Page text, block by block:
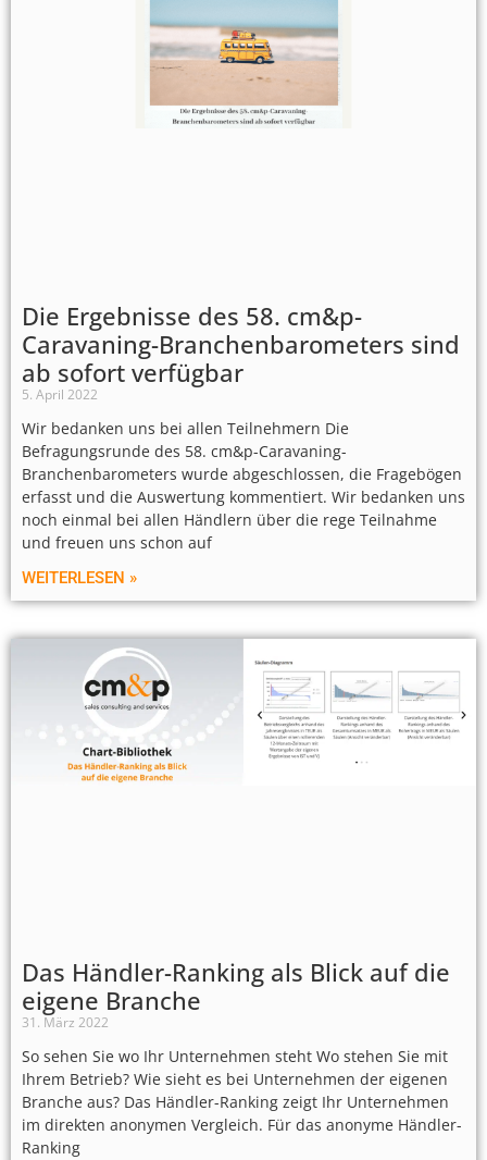
Die Ergebnisse des 58. cm&p-
Caravaning-Branchenbarometers sind
ab sofort verfügbar
5. April 2022
Wir bedanken uns bei allen Teilnehmern Die
Befragungsrunde des 58. cm&p-Caravaning-
Branchenbarometers wurde abgeschlossen, die Fragebögen
erfasst und die Auswertung kommentiert. Wir bedanken uns
noch einmal bei allen Händlern über die rege Teilnahme
und freuen uns schon auf
WEITERLESEN »
Das Händler-Ranking als Blick auf die
eigene Branche
31. März 2022
So sehen Sie wo Ihr Unternehmen steht Wo stehen Sie mit
Ihrem Betrieb? Wie sieht es bei Unternehmen der eigenen
Branche aus? Das Händler-Ranking zeigt Ihr Unternehmen
im direkten anonymen Vergleich. Für das anonyme Händler-
Ranking